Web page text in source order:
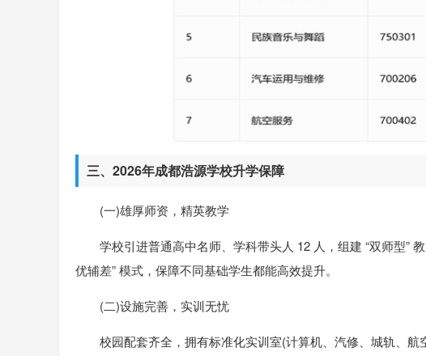
三、2026年成都浩源学校升学保障
(一)雄厚师资，精英教学
学校引进普通高中名师、学科带头人 12 人，组建 “双师型”
优辅差” 模式，保障不同基础学生都能高效提升。
(二)设施完善，实训无忧
校园配套齐全，拥有标准化实训室(计算机、汽修、城轨、